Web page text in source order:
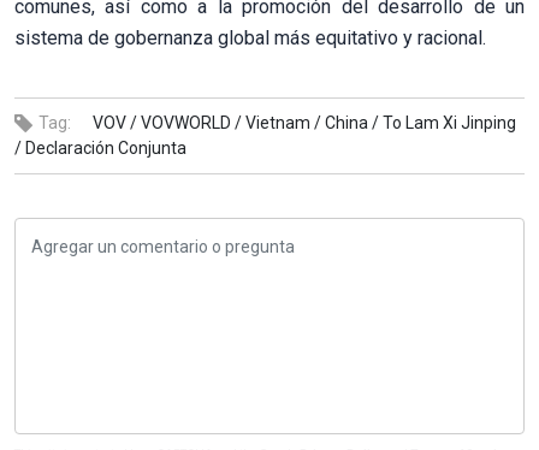
comunes, así como a la promoción del desarrollo de un
sistema de gobernanza global más equitativo y racional.
Tag: VOV /VOVWORLD /Vietnam /China /To Lam Xi Jinping
/ Declaración Conjunta